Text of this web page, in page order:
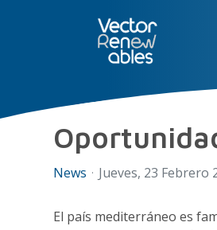
News Jueves, 23 Febrero
El país mediterráneo es